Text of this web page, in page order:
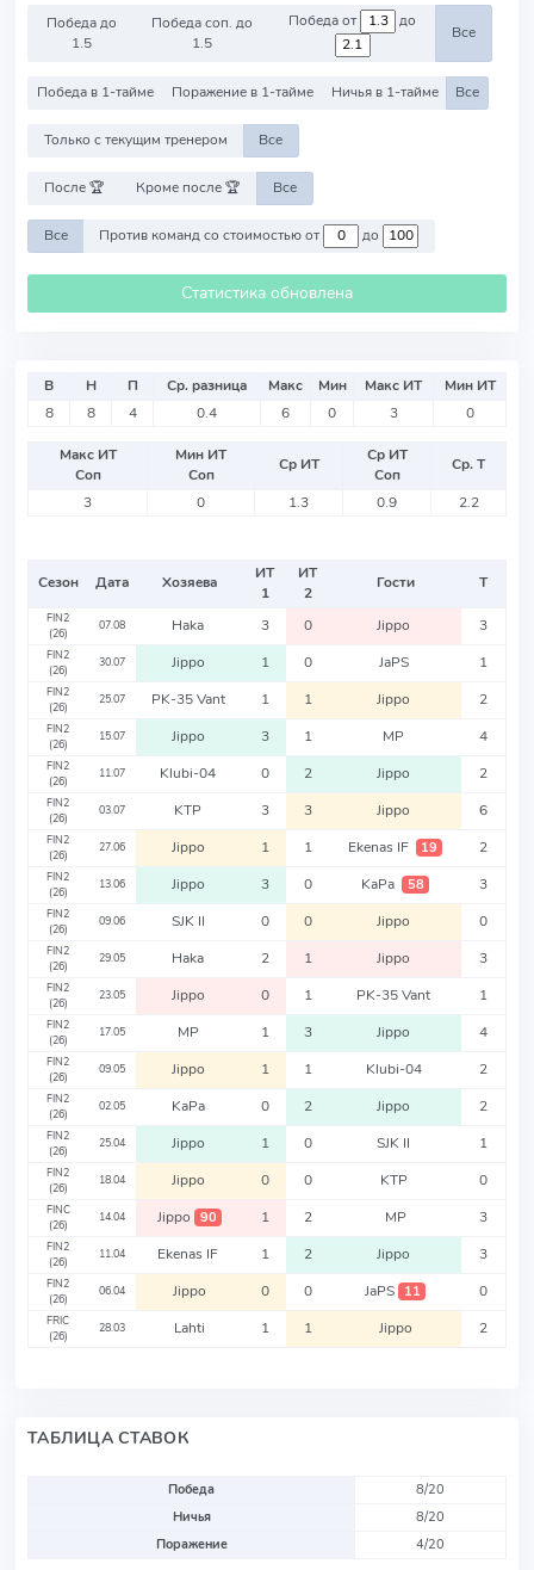
Победа до
1.5
Победа соп. до
1.5
Победа от до
Все
Победа в 1-тайме Поражение в 1-тайме Ничья в 1-тайме Все
Только с текущим тренером Все
После 🏆 Кроме после 🏆 Все
Все Против команд со стоимостью от до
Статистика обновлена
В Н П Ср. разница Макс Мин Макс ИТ
Мин ИТ
8
8 4 0.4 6 0 3 0
Макс ИТ
Соп
Мин ИТ
Соп
Ср ИТ
Ср ИТ
Соп
Ср. Т
3
0 1.3 0.9 2.2
Сезон Дата Хозяева
ИТ
1
ИТ
2
Гости Т
FIN2
(26)
07.08 Haka 3 0 Jippo 3
FIN2
(26)
30.07 Jippo 1 0 JaPS 1
FIN2
(26)
25.07 PK-35 Vant 1 1 Jippo 2
FIN2
(26)
15.07 Jippo 3 1 MP 4
FIN2
(26)
11.07 Klubi-04 0 2 Jippo 2
FIN2
(26)
03.07 KTP 3 3 Jippo 6
FIN2
(26)
27.06 Jippo 1 1 Ekenas IF 19 2
FIN2
(26)
13.06 Jippo 3 0 KaPa 58 3
FIN2
(26)
09.06 SJK II 0 0 Jippo 0
FIN2
(26)
29.05 Haka 2 1 Jippo 3
FIN2
(26)
23.05 Jippo 0 1 PK-35 Vant 1
FIN2
(26)
17.05 MP 1 3 Jippo 4
FIN2
(26)
09.05 Jippo 1 1 Klubi-04 2
FIN2
(26)
02.05 KaPa 0 2 Jippo 2
FIN2
(26)
25.04 Jippo 1 0 SJK II 1
FIN2
(26)
18.04 Jippo 0 0 KTP 0
FINC
(26)
14.04 Jippo 90 1 2 MP 3
FIN2
(26)
11.04 Ekenas IF 1 2 Jippo 3
FIN2
(26)
06.04 Jippo 0 0 JaPS 11 0
FRIC
(26)
28.03 Lahti 1 1 Jippo 2
ТАБЛИЦА СТАВОК
Победа
8/20
Ничья
8/20
Поражение
4/20